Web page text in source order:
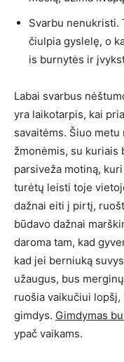
Svarbu nenukristi.
čiulpia gyslelę, o
is burnytės ir
Labai svarbus
yra laikotarpis, kai
savaitėms. Šiuo
žmonėmis, su kuriais
parsiveža motiną,
turėtų leisti toje
dažnai eiti į pirtį,
būdavo dažnai
daroma tam, kad
kad jei berniuką
užaugus, bus
ruošia vaikučiui
gimdys. Gimdymas
ypač vaikams.